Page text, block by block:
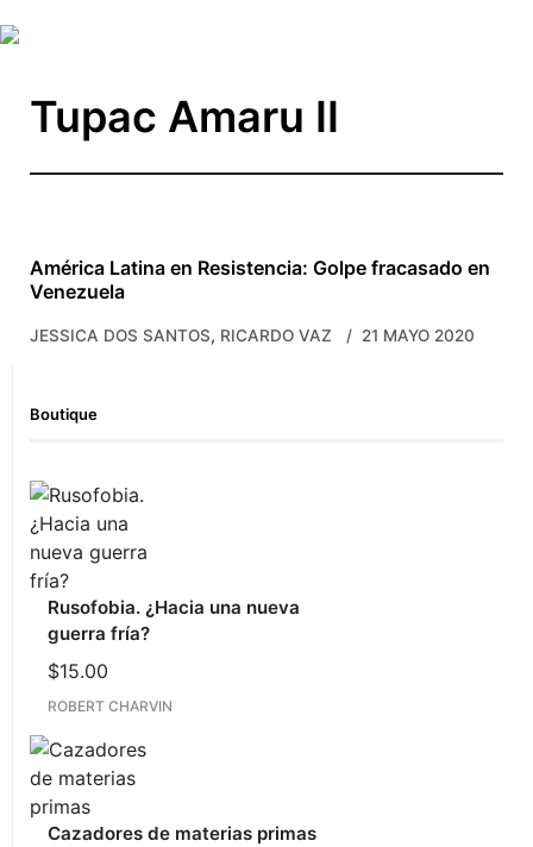
Tupac Amaru II
América Latina en Resistencia: Golpe fracasado en
Venezuela
JESSICA DOS SANTOS, RICARDO VAZ 21 MAYO 2020
Boutique
Rusofobia. ¿Hacia una nueva
guerra fría?
$15.00
ROBERT CHARVIN
Cazadores de materias primas